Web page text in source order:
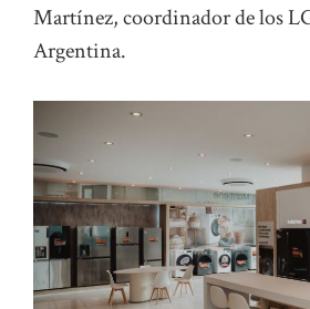
Martínez, coordinador de los
Argentina.